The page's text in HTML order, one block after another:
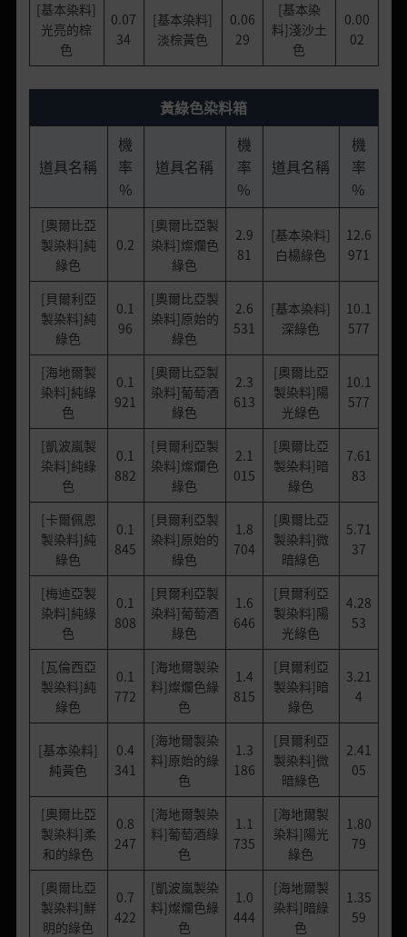
[基本染料]
光亮的棕
色
0.07
34
[基本染料]
淡棕黃色
0.06
29
[基本染
料]淺沙土
色
0.00
02
黃綠色染料箱
道具名稱
機
率
%
道具名稱
機
率
%
道具名稱
機
率
%
[奧爾比亞
製染料]純
綠色
0.2
[奧爾比亞製
染料]燦爛色
綠色
2.9
81
[基本染料]
白楊綠色
12.6
971
[貝爾利亞
製染料]純
綠色
0.1
96
[奧爾比亞製
染料]原始的
綠色
2.6
531
[基本染料]
深綠色
10.1
577
[海地爾製
染料]純綠
色
0.1
921
[奧爾比亞製
染料]葡萄酒
綠色
2.3
613
[奧爾比亞
製染料]陽
光綠色
10.1
577
[凱波嵐製
染料]純綠
色
0.1
882
[貝爾利亞製
染料]燦爛色
綠色
2.1
015
[奧爾比亞
製染料]暗
綠色
7.61
83
[卡爾佩恩
製染料]純
綠色
0.1
845
[貝爾利亞製
染料]原始的
綠色
1.8
704
[奧爾比亞
製染料]微
暗綠色
5.71
37
[梅迪亞製
染料]純綠
色
0.1
808
[貝爾利亞製
染料]葡萄酒
綠色
1.6
646
[貝爾利亞
製染料]陽
光綠色
4.28
53
[瓦倫西亞
製染料]純
綠色
0.1
772
[海地爾製染
料]燦爛色綠
色
1.4
815
[貝爾利亞
製染料]暗
綠色
3.21
4
[基本染料]
純黃色
0.4
341
[海地爾製染
料]原始的綠
色
1.3
186
[貝爾利亞
製染料]微
暗綠色
2.41
05
[奧爾比亞
製染料]柔
和的綠色
0.8
247
[海地爾製染
料]葡萄酒綠
色
1.1
735
[海地爾製
染料]陽光
綠色
1.80
79
[奧爾比亞
製染料]鮮
明的綠色
0.7
422
[凱波嵐製染
料]燦爛色綠
色
1.0
444
[海地爾製
染料]暗綠
色
1.35
59